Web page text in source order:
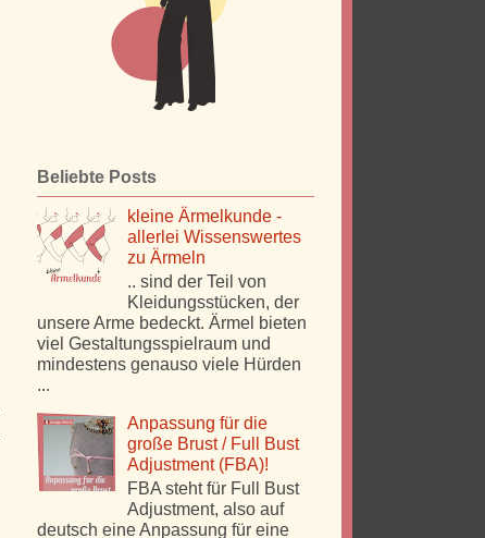
Beliebte Posts
kleine Ärmelkunde -
allerlei Wissenswertes
zu Ärmeln
.. sind der Teil von
Kleidungsstücken, der
unsere Arme bedeckt. Ärmel bieten
viel Gestaltungsspielraum und
mindestens genauso viele Hürden
...
Anpassung für die
große Brust / Full Bust
Adjustment (FBA)!
FBA steht für Full Bust
Adjustment, also auf
deutsch eine Anpassung für eine